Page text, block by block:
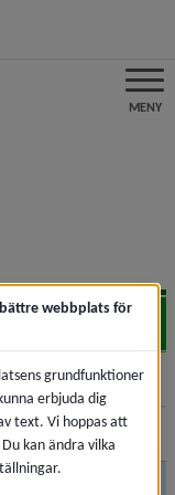
MENY
i brödsmulenavigeringen
webbplats för
grundfunktioner
erbjuda dig
text. Vi hoppas att
kan ändra vilka